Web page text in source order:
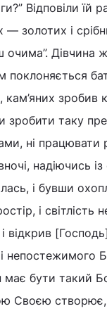
Відповіли їй
— золотих і
Дівчина
поклоняється
кам’яних
зробити таку
ні
надіючись
і бувши
і
відкрив
має бути такий
Своєю